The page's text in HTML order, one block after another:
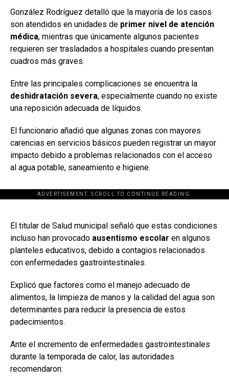
González Rodríguez detalló que la mayoría de los casos
son atendidos en unidades de primer nivel de atención
médica, mientras que únicamente algunos pacientes
requieren ser trasladados a hospitales cuando presentan
cuadros más graves.
Entre las principales complicaciones se encuentra la
deshidratación severa, especialmente cuando no existe
una reposición adecuada de líquidos.
El funcionario añadió que algunas zonas con mayores
carencias en servicios básicos pueden registrar un mayor
impacto debido a problemas relacionados con el acceso
al agua potable, saneamiento e higiene.
ADVERTISEMENT. SCROLL TO CONTINUE READING.
[adsforwp id="243463"]
El titular de Salud municipal señaló que estas condiciones
incluso han provocado ausentismo escolar en algunos
planteles educativos, debido a contagios relacionados
con enfermedades gastrointestinales.
Explicó que factores como el manejo adecuado de
alimentos, la limpieza de manos y la calidad del agua son
determinantes para reducir la presencia de estos
padecimientos.
Ante el incremento de enfermedades gastrointestinales
durante la temporada de calor, las autoridades
recomendaron: